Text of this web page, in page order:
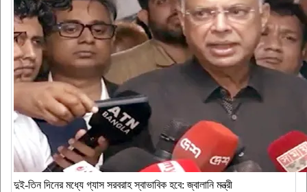
দুই-তিন দিনের মধ্যে গ্যাস সরবরাহ স্বাভাবিক হবে: জ্বালানি মন্ত্রী